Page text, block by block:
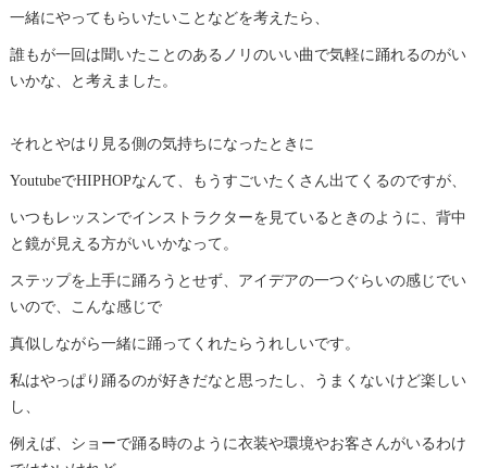
一緒にやってもらいたいことなどを考えたら、
誰もが一回は聞いたことのあるノリのいい曲で気軽に踊れるのがい
いかな、と考えました。
それとやはり見る側の気持ちになったときに
YoutubeでHIPHOPなんて、もうすごいたくさん出てくるのですが、
いつもレッスンでインストラクターを見ているときのように、背中
と鏡が見える方がいいかなって。
ステップを上手に踊ろうとせず、アイデアの一つぐらいの感じでい
いので、こんな感じで
真似しながら一緒に踊ってくれたらうれしいです。
私はやっぱり踊るのが好きだなと思ったし、うまくないけど楽しい
し、
例えば、ショーで踊る時のように衣装や環境やお客さんがいるわけ